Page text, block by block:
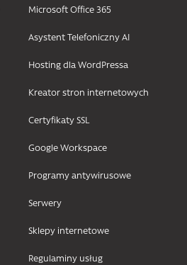
Microsoft Office 365
Asystent Telefoniczny AI
Hosting dla WordPressa
Kreator stron internetowych
Certyfikaty SSL
Google Workspace
Programy antywirusowe
Serwery
Sklepy internetowe
Regulaminy usług